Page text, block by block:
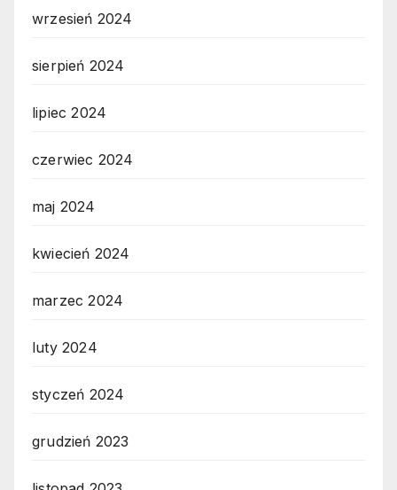
wrzesień 2024
sierpień 2024
lipiec 2024
czerwiec 2024
maj 2024
kwiecień 2024
marzec 2024
luty 2024
styczeń 2024
grudzień 2023